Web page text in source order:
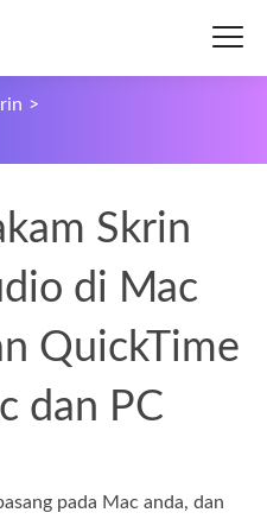
>
Skrin
di Mac
QuickTime
dan PC
pada Mac anda, dan